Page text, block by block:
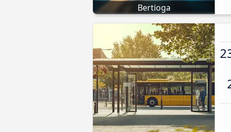
Bertioga